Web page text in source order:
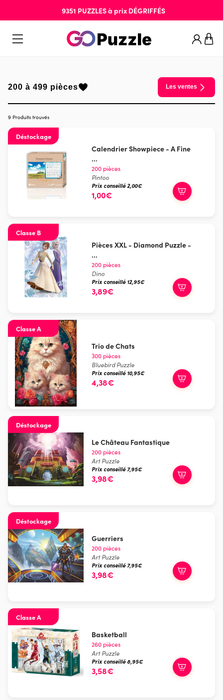
9351 PUZZLESà prix DÉGRIFFÉS
200 à 499 pièces Les ventes
9 Produits trouvés
Déstockage
Calendrier Showpiece - A Fine
...
200 pièces
Pintoo
Prix conseillé 2,00€
1,00€
Classe B
Pièces XXL - Diamond Puzzle -
...
200 pièces
Dino
Prix conseillé 12,95€
3,89€
Classe A
Trio de Chats
300 pièces
Bluebird Puzzle
Prix conseillé 10,95€
4,38€
Déstockage
Le Château Fantastique
200 pièces
Art Puzzle
Prix conseillé 7,95€
3,98€
Déstockage
Guerriers
200 pièces
Art Puzzle
Prix conseillé 7,95€
3,98€
Classe A
Basketball
260 pièces
Art Puzzle
Prix conseillé 8,95€
3,58€